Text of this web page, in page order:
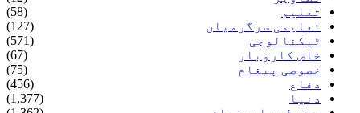
تعلیم
(58)
تعلیمی سرگرمیاں
(127)
ٹیکنالوجی
(571)
خاص کاروبار
(67)
خصوصی پیغام
(75)
دفاع
(456)
دنیا
(1,377)